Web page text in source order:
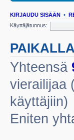
KIRJAUDU SISÄÄN •
Käyttäjätunnus:
Yhteensä
vierailijaa
käyttäjiin)
Eniten